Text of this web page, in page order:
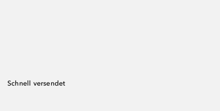
Schnell versendet